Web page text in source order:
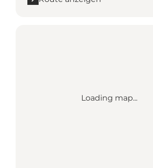
Loading map...